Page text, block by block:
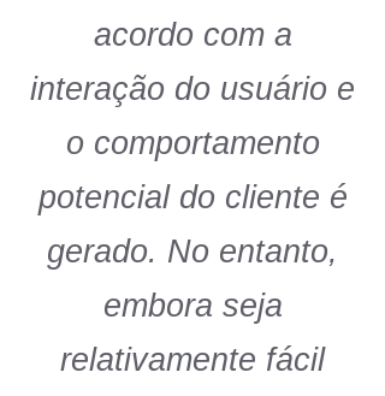
acordo com a
interação do usuário e
o comportamento
potencial do cliente é
gerado. No entanto,
embora seja
relativamente fácil